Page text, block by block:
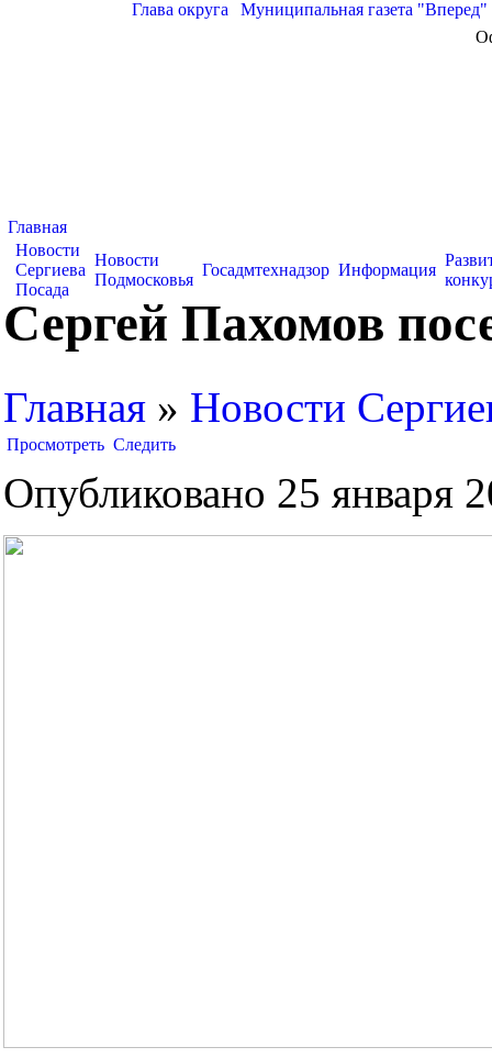
Глава округа Муниципальная газета "Вперед"
Главная
Новости
Сергиева
Посада
Новости
Подмосковья
Госадмтехнадзор Информация
Сергей Пахомов
Главная » Новости
Просмотреть Следить
Опубликовано 25 января